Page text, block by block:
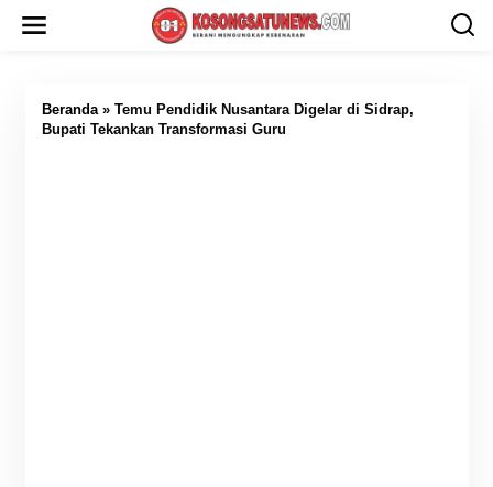
Beranda» Temu Pendidik Nusantara Digelar di Sidrap,
Bupati Tekankan Transformasi Guru